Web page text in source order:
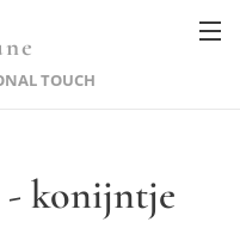
TOUCH
- konijntje